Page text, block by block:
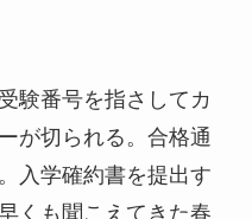
験番号を指さしてカ
が切られる。合格通
入学確約書を提出す
くも聞こえてきた春